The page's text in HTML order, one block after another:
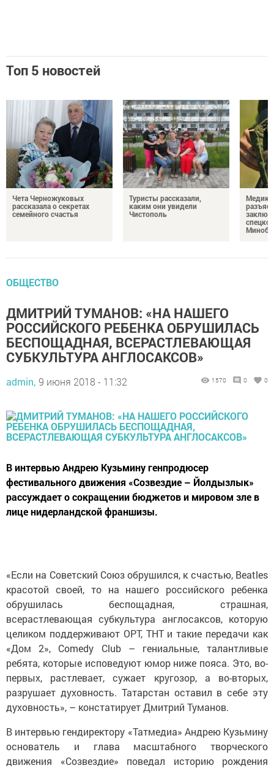
Топ 5 новостей
Чета Черножуковых
рассказала о секретах
семейного счастья
Туристы рассказали,
каким они увидели
Чистополь
ОБЩЕСТВО
ДМИТРИЙ ТУМАНОВ: «НА НАШЕГО
РОССИЙСКОГО РЕБЕНКА ОБРУШИЛАСЬ
БЕСПОЩАДНАЯ, ВСЕРАСТЛЕВАЮЩАЯ
СУБКУЛЬТУРА АНГЛОСАКСОВ»
admin, 9 июня 2018 - 11:32 1570 0 0
В интервью Андрею Кузьмину генпродюсер
фестивального движения «Созвездие – Йолдызлык»
рассуждает о сокращении бюджетов и мировом зле в
лице нидерландской франшизы.
«Если на Советский Союз обрушился, к счастью, Beatles
красотой своей, то на нашего российского ребенка
обрушилась беспощадная, страшная,
всерастлевающая субкультура англосаксов, которую
целиком поддерживают ОРТ, ТНТ и такие передачи как
«Дом 2», Comedy Club – гениальные, талантливые
ребята, которые исповедуют юмор ниже пояса. Это, во-
первых, растлевает, сужает кругозор, а во-вторых,
разрушает духовность. Татарстан оставил в себе эту
духовность», – констатирует Дмитрий Туманов.
В интервью гендиректору «Татмедиа» Андрею Кузьмину
основатель и глава масштабного творческого
движения «Созвездие» поведал историю рождения